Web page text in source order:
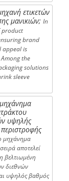
ετικετών
μανικιών; In
product
brand
appeal is
the
solutions
sleeve
υψηλής
μηχάνημα
αποτελεί
βελτιωμένη
διεθνών
υψηλός βαθμός